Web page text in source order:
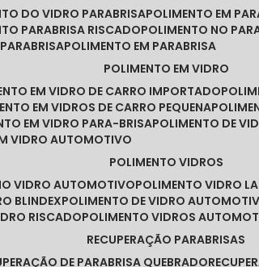
DO VIDRO PARABRISA POLIMENTO EM
PARABRISA RISCADO POLIMENTO NO
POLIMENTO EM PARABRISA
POLIMENTO EM VIDRO
EM VIDRO DE CARRO IMPORTADO
EM VIDROS DE CARRO PEQUENA
EM VIDRO PARA-BRISA POLIMENTO DE
VIDRO AUTOMOTIVO
POLIMENTO VIDROS
VIDRO AUTOMOTIVO POLIMENTO VIDRO
BLINDEX POLIMENTO DE VIDRO
RISCADO POLIMENTO VIDROS
RECUPERAÇÃO PARABRISAS
DE PARABRISA QUEBRADO